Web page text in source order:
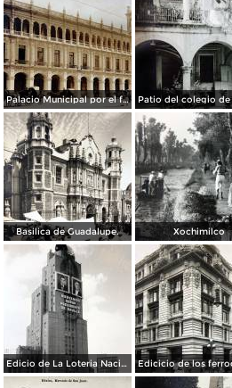
Palacio Municipal por el fotografo Hugo Brehme..
Basilica de Guadalupe. Xochimilco
Edicio de La Loteria Nacional Ciudad de México Abril de 1964